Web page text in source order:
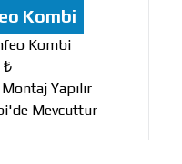
Kombi
Kombi
₺
Yapılır
Mevcuttur